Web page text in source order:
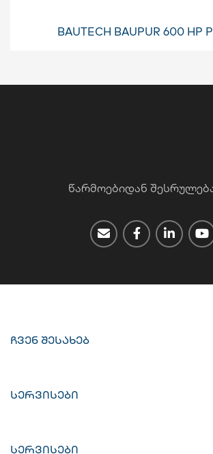
BAUTECH BAUPUR 600 HP
წარმოებიდან
ჩვენ შესახებ
სერვისები
სერვისები